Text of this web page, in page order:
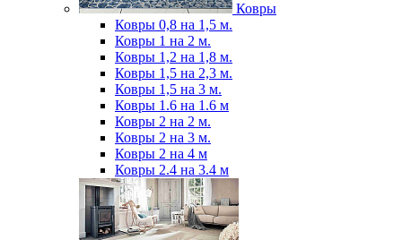
Ковры
Ковры 0,8 на 1,5 м.
Ковры 1 на 2 м.
Ковры 1,2 на 1,8 м.
Ковры 1,5 на 2,3 м.
Ковры 1,5 на 3 м.
Ковры 1.6 на 1.6 м
Ковры 2 на 2 м.
Ковры 2 на 3 м.
Ковры 2 на 4 м
Ковры 2.4 на 3.4 м